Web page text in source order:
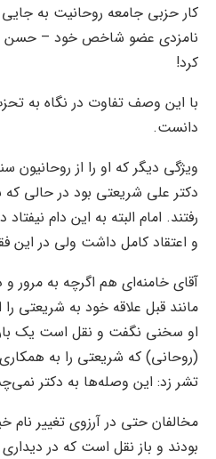
کار حزبی جامعه روحانیت به
نامزدی عضو شاخص خود – حسن
کرد!
با این وصف تفاوت در نگاه به
دانست.
ویژگی دیگر که او را از روحانیون
دکتر علی شریعتی بود در حالی که
رفتند. امام البته به این دام
و اعتقاد کامل داشت ولی در این
آقای خامنه‌ای هم اگرچه به مرور
مانند قبل علاقه خود به شریعتی را
او سخنی نگفت و نقل است یک
(روحانی) که شریعتی را به
تشر زد: این وصله‌‌ها به دکتر
مخالفان حتی در آرزوی تغییر نام
بودند و باز نقل است که در